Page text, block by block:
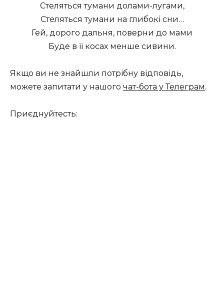
Стеляться тумани долами-лугами,
Стеляться тумани на глибокі сни…
Гей, дорого дальня, поверни до мами
Буде в її косах менше сивини.
Якщо ви не знайшли потрібну відповідь,
можете запитати у нашого чат-бота у Телеграм.
Приєднуйтесть: